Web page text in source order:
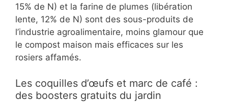
15% de N) et la farine de plumes (libération
lente, 12% de N) sont des sous-produits de
l’industrie agroalimentaire, moins glamour que
le compost maison mais efficaces sur les
rosiers affamés.
Les coquilles d’œufs et marc de café :
des boosters gratuits du jardin